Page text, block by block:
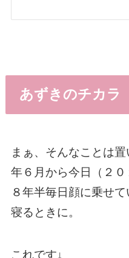
あずきのチカ
まぁ、そんなことは
年６月から今日（２
８年半毎日顔に乗せ
寝るときに。
これです↓